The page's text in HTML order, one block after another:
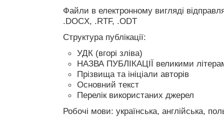
Файли в електронному вигляді
.DOCX, .RTF, .ODT
Структура публікації:
УДК (вгорі зліва)
НАЗВА ПУБЛІКАЦІЇ великими
Прізвища та ініціали авторів
Основний текст
Перелік використаних джерел
Робочі мови: українська, англійська,